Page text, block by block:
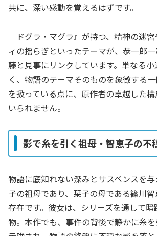
共に、深い感動を覚えるはずです。
『ドグラ・マグラ』が持つ、精神の迷
ィの揺らぎといったテーマが、恭一郎
藤と見事にリンクしています。単なる
く、物語のテーマそのものを象徴する
を扱っている点に、原作者の卓越した
いられません。
影で糸を引く祖母・智恵子の不
物語に底知れない深みとサスペンスを
子の祖母であり、栞子の母である篠川
存在です。彼女は、シリーズを通して
物。本作でも、事件の背後で静かに糸